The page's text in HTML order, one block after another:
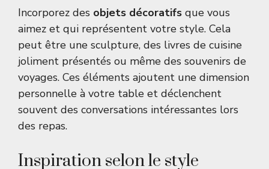
Incorporez des objets décoratifs que vous
aimez et qui représentent votre style. Cela
peut être une sculpture, des livres de cuisine
joliment présentés ou même des souvenirs de
voyages. Ces éléments ajoutent une dimension
personnelle à votre table et déclenchent
souvent des conversations intéressantes lors
des repas.
Inspiration selon le style